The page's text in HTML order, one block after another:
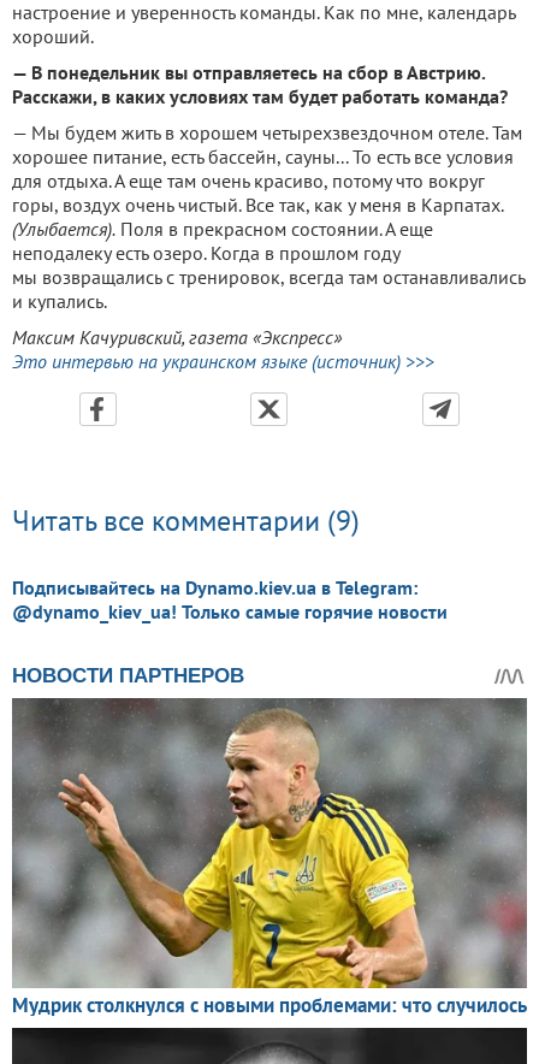
настроение и уверенность команды. Как по мне, календарь
хороший.
— В понедельник вы отправляетесь на сбор в Австрию.
Расскажи, в каких условиях там будет работать команда?
— Мы будем жить в хорошем четырехзвездочном отеле. Там
хорошее питание, есть бассейн, сауны... То есть все условия
для отдыха. А еще там очень красиво, потому что вокруг
горы, воздух очень чистый. Все так, как у меня в Карпатах.
(Улыбается). Поля в прекрасном состоянии. А еще
неподалеку есть озеро. Когда в прошлом году
мы возвращались с тренировок, всегда там останавливались
и купались.
Максим Качуривский, газета «Экспресс»
Это интервью на украинском языке (источник) >>>
Читать все комментарии (9)
Подписывайтесь на Dynamo.kiev.ua в Telegram:
@dynamo_kiev_ua! Только самые горячие новости